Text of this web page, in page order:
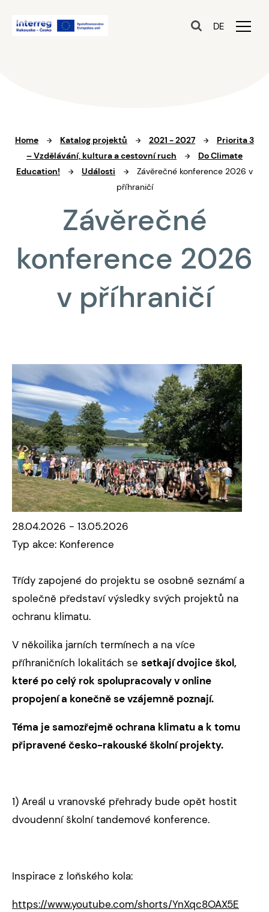
DE
Home Katalog projektů 2021 - 2027
Priorita 3
– Vzdělávání, kultura a cestovní ruch
Do Climate
Education!
Události
Závěrečné konference 2026 v
příhraničí
Závěrečné
konference 2026
v příhraničí
28.04.2026 - 13.05.2026
Typ akce: Konference
Třídy zapojené do projektu se osobně seznámí a
společně představí výsledky svých projektů na
ochranu klimatu.
V někoilika jarních termínech a na více
příhraničních lokalitách se setkajídvojice škol,
které po celý rok spolupracovaly v online
propojení a konečně se vzájemně poznají.
Téma je samozřejmě ochrana klimatu a k tomu
připravené česko-rakouské školní projekty.
1) Areál u vranovské přehrady bude opět hostit
dvoudenní školní tandemové konference.
Inspirace z loňského kola:
https://www.youtube.com/shorts/YnXqc8OAX5E